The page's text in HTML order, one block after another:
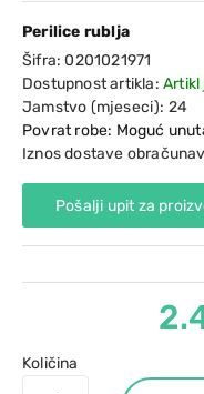
Perilice rublja
Šifra:0201021971
Dostupnost artikla: Artikl
Jamstvo (mjeseci): 24
Povrat robe: Moguć
Iznos dostave
Pošalji upit za
Količina